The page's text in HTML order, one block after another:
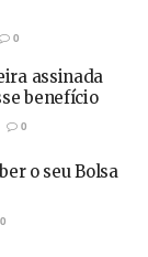
0
assinada
benefício
0
o seu Bolsa
0